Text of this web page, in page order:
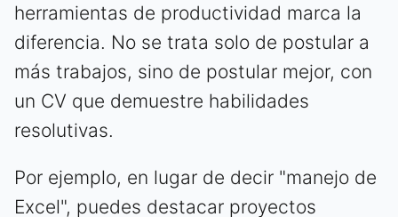
herramientas de productividad marca la
diferencia. No se trata solo de postular a
más trabajos, sino de postular mejor, con
un CV que demuestre habilidades
resolutivas.
Por ejemplo, en lugar de decir "manejo de
Excel", puedes destacar proyectos